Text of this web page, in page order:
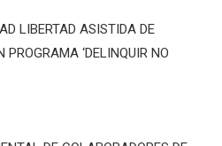
LIBERTAD ASISTIDA DE
‘DELINQUIR NO